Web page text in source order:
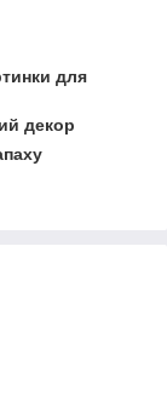
для
декор